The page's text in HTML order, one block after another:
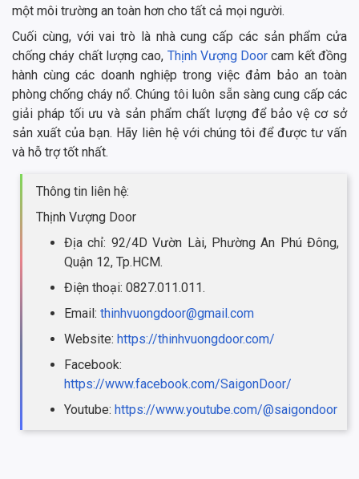
một môi trường an toàn hơn cho tất cả mọi người.
Cuối cùng, với vai trò là nhà cung cấp các sản phẩm cửa
chống cháy chất lượng cao, Thịnh Vượng Door cam kết đồng
hành cùng các doanh nghiệp trong việc đảm bảo an toàn
phòng chống cháy nổ. Chúng tôi luôn sẵn sàng cung cấp các
giải pháp tối ưu và sản phẩm chất lượng để bảo vệ cơ sở
sản xuất của bạn. Hãy liên hệ với chúng tôi để được tư vấn
và hỗ trợ tốt nhất.
Thông tin liên hệ:
Thịnh Vượng Door
Địa chỉ: 92/4D Vườn Lài, Phường An Phú Đông,
Quận 12, Tp.HCM.
Điện thoại: 0827.011.011.
Email: thinhvuongdoor@gmail.com
Website: https://thinhvuongdoor.com/
Facebook:
https://www.facebook.com/SaigonDoor/
Youtube: https://www.youtube.com/@saigondoor